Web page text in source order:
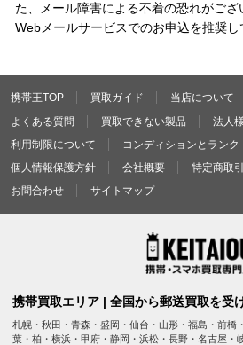
た、メール障害による不着の恐れがご
Webメールサービスでのお申込を推奨し
携帯王TOP 買取ガイド 当店について
よくある質問
買取できない製品
法人
利用制限について
コンディションとランク
個人情報保護方針
会社概要
特定商取
お問合わせ
サイトマップ
携帯買取エリア | 全国から郵送買取を受
札幌・秋田・青森・盛岡・仙台・山形・福島・前橋
葉・柏・横浜・甲府・静岡・浜松・長野・名古屋・